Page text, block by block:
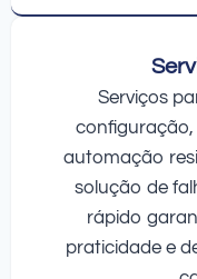
Serviços
configuração,
automação
solução de
rápido
praticidade e